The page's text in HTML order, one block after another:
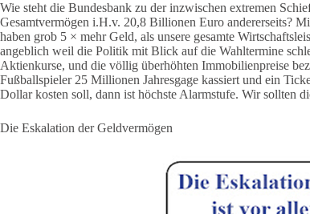
Wie steht die Bundesbank zu der inzwischen extremen
Gesamtvermögen i.H.v. 20,8 Billionen Euro andererseits?
haben grob 5 × mehr Geld, als unsere gesamte
angeblich weil die Politik mit Blick auf die Wahltermine
Aktienkurse, und die völlig überhöhten Immobilienpreise
Fußballspieler 25 Millionen Jahresgage kassiert und ein
Dollar kosten soll, dann ist höchste Alarmstufe. Wir sollten
Die Eskalation der Geldvermögen